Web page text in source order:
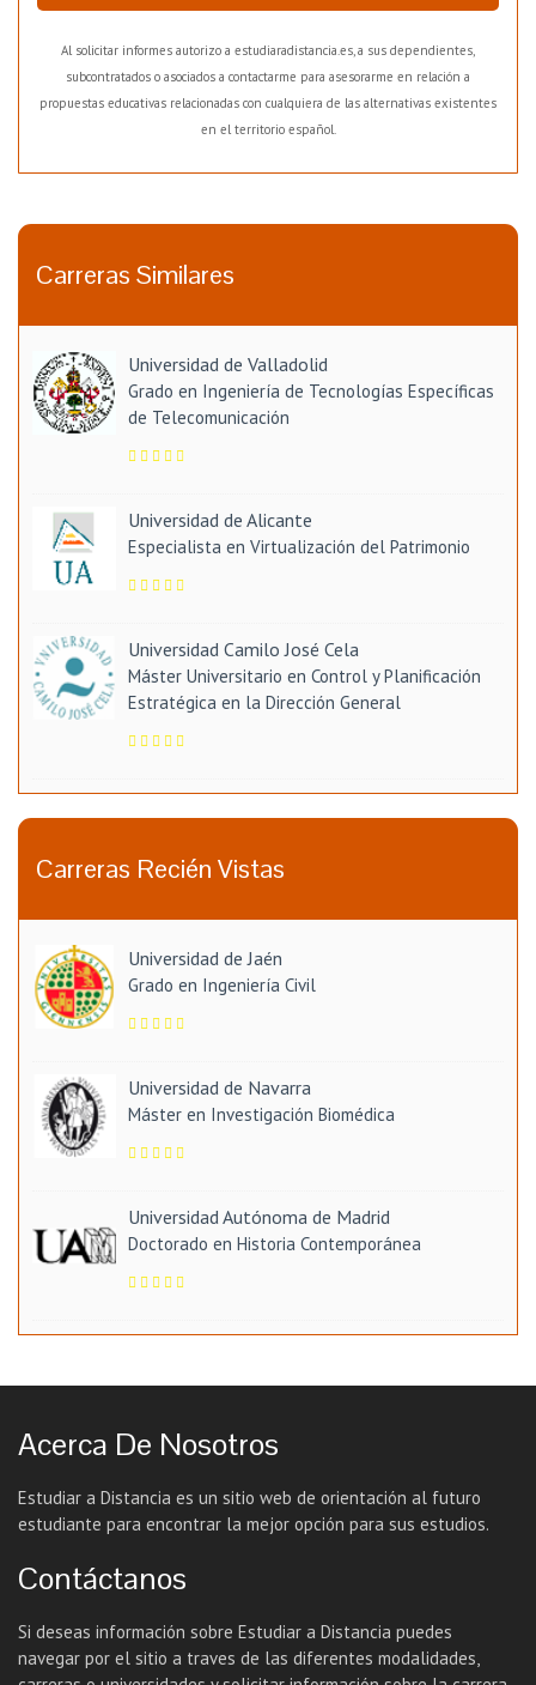
Al solicitar informes autorizo a estudiaradistancia.es, a sus dependientes,
subcontratados o asociados a contactarme para asesorarme en relación a
propuestas educativas relacionadas con cualquiera de las alternativas existentes
en el territorio español.
Carreras Similares
Universidad de Valladolid
Grado en Ingeniería de Tecnologías Específicas
de Telecomunicación
Universidad de Alicante
Especialista en Virtualización del Patrimonio
Universidad Camilo José Cela
Máster Universitario en Control y Planificación
Estratégica en la Dirección General
Carreras Recién Vistas
Universidad de Jaén
Grado en Ingeniería Civil
Universidad de Navarra
Máster en Investigación Biomédica
Universidad Autónoma de Madrid
Doctorado en Historia Contemporánea
Acerca De Nosotros
Estudiar a Distancia es un sitio web de orientación al futuro
estudiante para encontrar la mejor opción para sus estudios.
Contáctanos
Si deseas información sobre Estudiar a Distancia puedes
navegar por el sitio a traves de las diferentes modalidades,